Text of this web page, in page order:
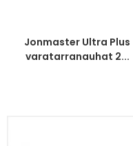
Jonmaster Ultra Plus
varatarranauhat 2...